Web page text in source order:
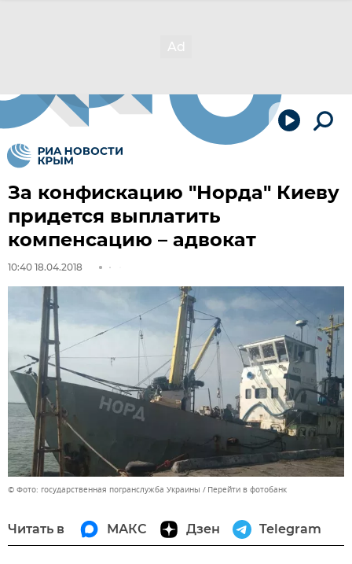
За конфискацию "Норда" Киеву
придется выплатить
компенсацию – адвокат
10:40 18.04.2018
© Фото: государственная погранслужба Украины Перейти в фотобанк
Читать в МАКС Дзен Telegram